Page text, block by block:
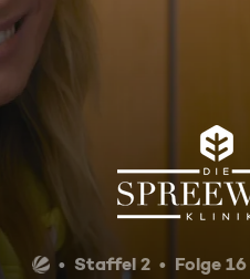
Staffel 2 Folge 16